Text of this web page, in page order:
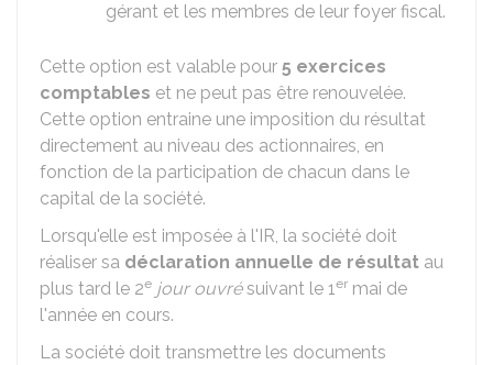
gérant et les membres de leur foyer fiscal.
Cette option est valable pour 5 exercices
comptables et ne peut pas être renouvelée.
Cette option entraine une imposition du résultat
directement au niveau des actionnaires, en
fonction de la participation de chacun dans le
capital de la société.
Lorsqu'elle est imposée à l'IR, la société doit
réaliser sa déclaration annuelle de résultat au
plus tard le 2e jour ouvrésuivant le 1er mai de
l'année en cours.
La société doit transmettre les documents